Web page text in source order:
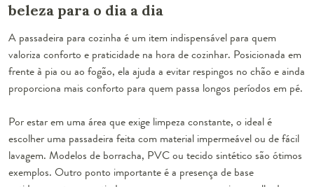
beleza para o dia a dia
A passadeira para cozinha é um item indispensável para quem
valoriza conforto e praticidade na hora de cozinhar. Posicionada em
frente à pia ou ao fogão, ela ajuda a evitar respingos no chão e ainda
proporciona mais conforto para quem passa longos períodos em pé.
Por estar em uma área que exige limpeza constante, o ideal é
escolher uma passadeira feita com material impermeável ou de fácil
lavagem. Modelos de borracha, PVC ou tecido sintético são ótimos
exemplos. Outro ponto importante é a presença de base